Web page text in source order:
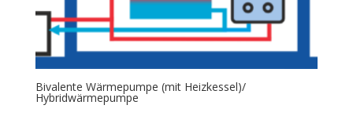
Bivalente Wärmepumpe (mit Heizkessel)/
Hybridwärmepumpe